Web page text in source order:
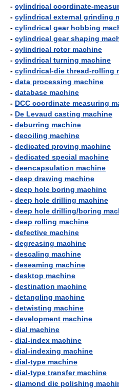
- cylindrical coordinate-
- cylindrical external grinding
- cylindrical gear hobbing
- cylindrical gear shaping
- cylindrical rotor machine
- cylindrical turning machine
- cylindrical-die thread-rolling
- data processing machine
- database machine
- DCC coordinate measuring
- De Levaud casting machine
- deburring machine
- decoiling machine
- dedicated proving machine
- dedicated special machine
- deencapsulation machine
- deep drawing machine
- deep hole boring machine
- deep hole drilling machine
- deep hole drilling/boring
- deep rolling machine
- defective machine
- degreasing machine
- descaling machine
- deseaming machine
- desktop machine
- destination machine
- detangling machine
- detwisting machine
- development machine
- dial machine
- dial-index machine
- dial-indexing machine
- dial-type machine
- dial-type transfer machine
- diamond die polishing